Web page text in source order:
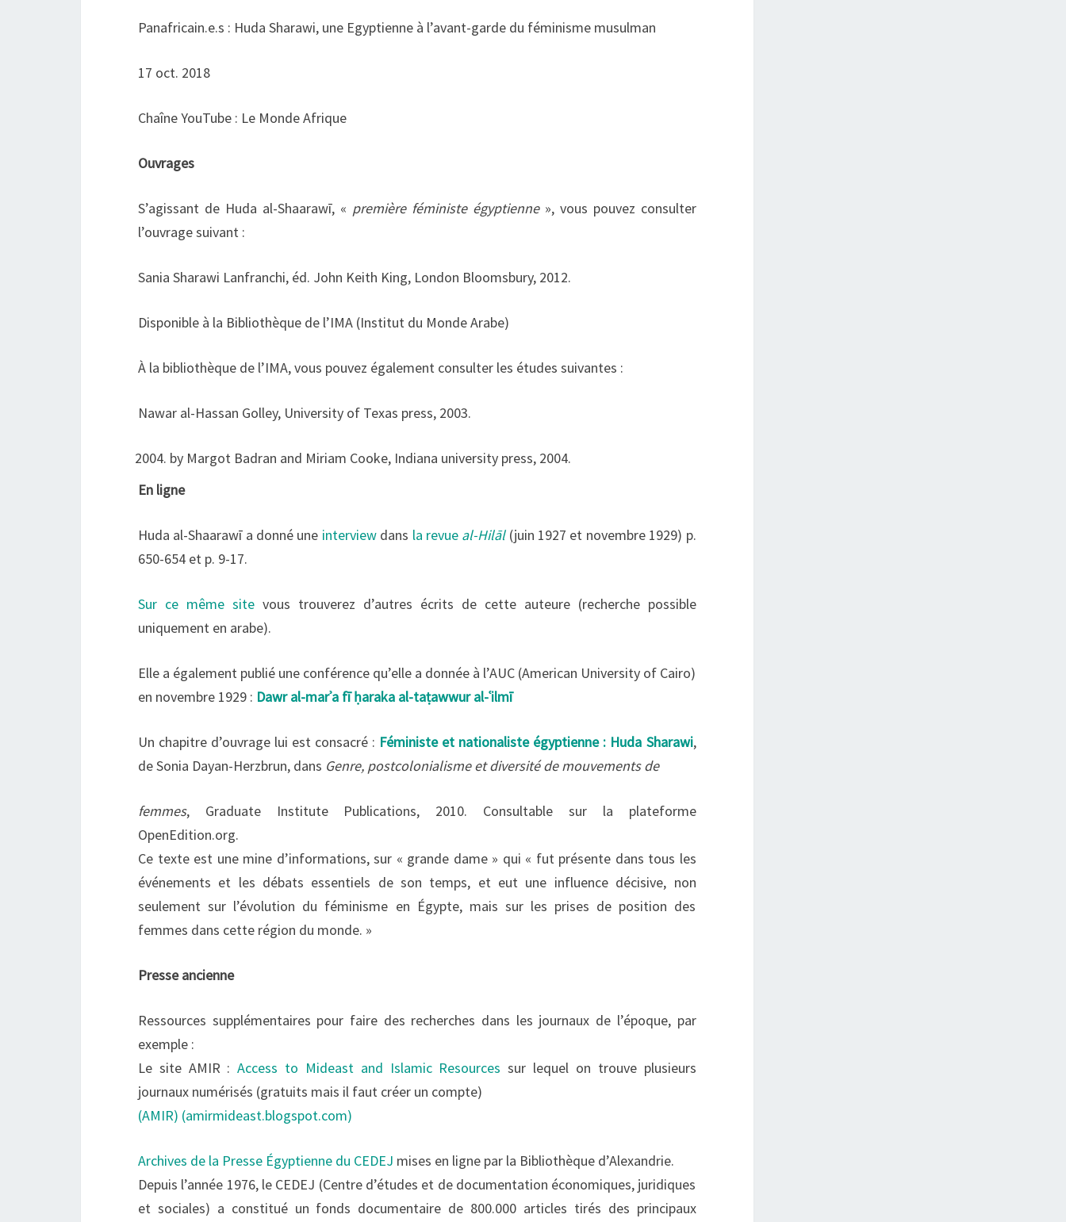
Panafricain.e.s : Huda Sharawi, une Egyptienne à l’avant-garde du féminisme musulman
17 oct. 2018
Chaîne YouTube : Le Monde Afrique
Ouvrages
S’agissant de Huda al-Shaarawī, « première féministe égyptienne», vous pouvez consulter
l’ouvrage suivant :
Sania Sharawi Lanfranchi, éd. John Keith King, London Bloomsbury, 2012.
Disponible à la Bibliothèque de l’IMA (Institut du Monde Arabe)
À la bibliothèque de l’IMA, vous pouvez également consulter les études suivantes :
Nawar al-Hassan Golley, University of Texas press, 2003.
by Margot Badran and Miriam Cooke, Indiana university press, 2004.
En ligne
Huda al-Shaarawī a donné une interviewdans la revue al-Hilāl (juin 1927 et novembre 1929) p.
650-654 et p. 9-17.
Sur ce même sitevous trouverez d’autres écrits de cette auteure (recherche possible
uniquement en arabe).
Elle a également publié une conférence qu’elle a donnée à l’AUC (American University of Cairo)
en novembre 1929 : Dawr al-marʾa fī ḥaraka al-taṭawwur al-ʿilmī
Un chapitre d’ouvrage lui est consacré : Féministe et nationaliste égyptienne : Huda Sharawi,
de Sonia Dayan-Herzbrun, dans Genre, postcolonialisme et diversité de mouvements de
femmes, Graduate Institute Publications, 2010. Consultable sur la plateforme
OpenEdition.org.
Ce texte est une mine d’informations, sur « grande dame » qui « fut présente dans tous les
événements et les débats essentiels de son temps, et eut une influence décisive, non
seulement sur l’évolution du féminisme en Égypte, mais sur les prises de position des
femmes dans cette région du monde. »
Presse ancienne
Ressources supplémentaires pour faire des recherches dans les journaux de l’époque, par
exemple :
Le site AMIR :Access to Mideast and Islamic Resources sur lequel on trouve plusieurs
journaux numérisés (gratuits mais il faut créer un compte)
(AMIR) (amirmideast.blogspot.com)
Archives de la Presse Égyptienne du CEDEJ mises en ligne par la Bibliothèque d’Alexandrie.
Depuis l’année 1976, le CEDEJ (Centre d’études et de documentation économiques, juridiques
et sociales) a constitué un fonds documentaire de 800.000 articles tirés des principaux